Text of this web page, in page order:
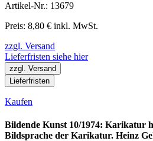
Artikel-Nr.: 13679
Preis: 8,80 € inkl. MwSt.
zzgl. Versand
Lieferfristen siehe hier
zzgl. Versand
Lieferfristen
Kaufen
Bildende Kunst 10/1974: Karikatur
Bildsprache der Karikatur. Heinz